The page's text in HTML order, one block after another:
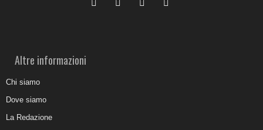
Altre informazioni
Chi siamo
Dove siamo
La Redazione